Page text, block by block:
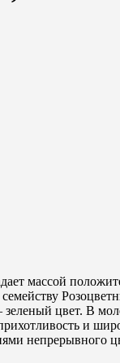
массой
цвет. В
и
непрерывного